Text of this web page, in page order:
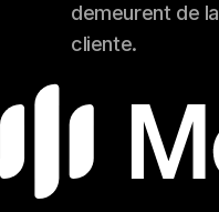
demeurent de
cliente.